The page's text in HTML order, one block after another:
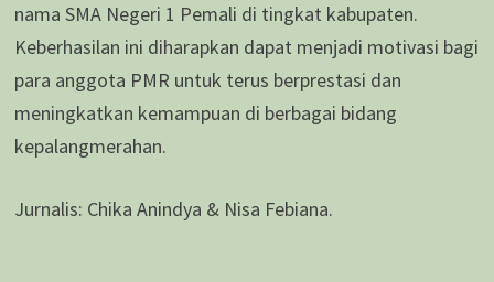
nama SMA Negeri 1 Pemali di tingkat kabupaten.
Keberhasilan ini diharapkan dapat menjadi motivasi bagi
para anggota PMR untuk terus berprestasi dan
meningkatkan kemampuan di berbagai bidang
kepalangmerahan.
Jurnalis: Chika Anindya & Nisa Febiana.